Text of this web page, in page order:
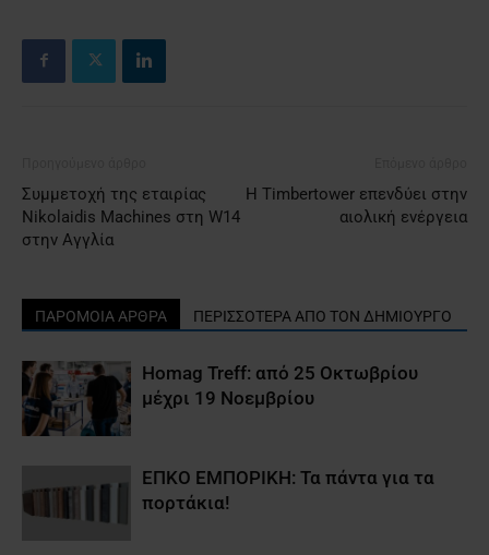
Συμμετοχή της εταιρίας
Nikolaidis Machines στη W14
στην Αγγλία
H Timbertower επενδύει στην
αιολική ενέργεια
ΠΑΡΟΜΟΙΑ ΑΡΘΡΑ ΠΕΡΙΣΣΟΤΕΡΑ ΑΠΟ ΤΟΝ ΔΗΜΙΟΥΡΓΟ
Homag Treff: από 25 Οκτωβρίου
μέχρι 19 Νοεμβρίου
ΕΠΚΟ ΕΜΠΟΡΙΚΗ: Τα πάντα για τα
πορτάκια!